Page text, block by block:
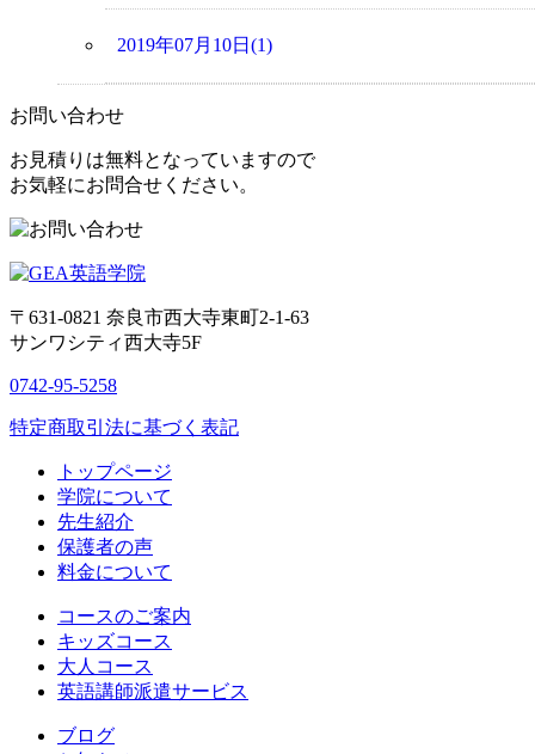
2019年07月10日(1)
お問い合わせ
お見積りは無料となっていますので
お気軽にお問合せください。
〒631-0821 奈良市西大寺東町2-1-63
サンワシティ西大寺5F
0742-95-5258
特定商取引法に基づく表記
トップページ
学院について
先生紹介
保護者の声
料金について
コースのご案内
キッズコース
大人コース
英語講師派遣サービス
ブログ